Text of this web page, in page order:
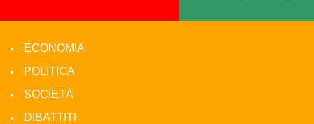
ECONOMIA
POLITICA
SOCIETÀ
DIBATTITI